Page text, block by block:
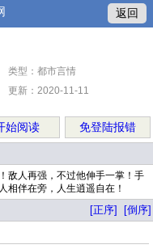
返回
类型：都市言情
更新：2020-11-11
始阅读 免登陆报错
敌人再强，不过他伸手一掌！手
相伴在旁，人生逍遥自在！
[正序] [倒序]